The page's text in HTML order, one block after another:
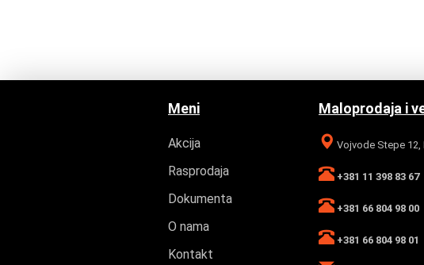
Meni
Akcija
Rasprodaja
Dokumenta
O nama
Kontakt
Maloprodaja i
Vojvode Stepe 12,
+381 11 398 83 67
+381 66 804 98 00
+381 66 804 98 01